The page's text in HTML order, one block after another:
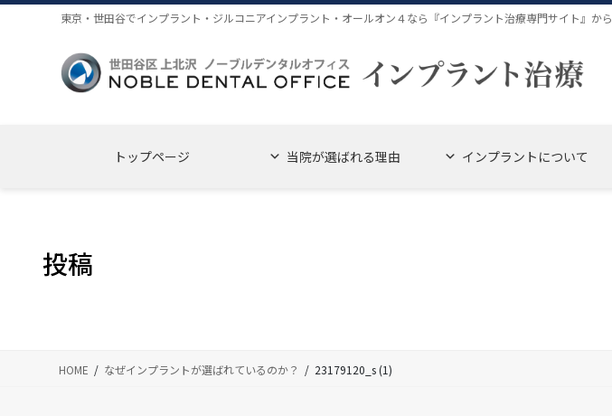
コ
ナ
東京・世田谷でインプラント・ジルコニアインプラント・オールオン４なら『インプラント治療専門サイト』から
トップページ 当院が選ばれる理由 インプラントについて
投稿
HOME なぜインプラントが選ばれているのか？ 23179120_s (1)